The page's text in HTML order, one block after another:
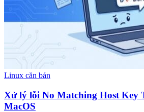
Linux căn bản
Xử lý lỗi No Matching Host Key
MacOS